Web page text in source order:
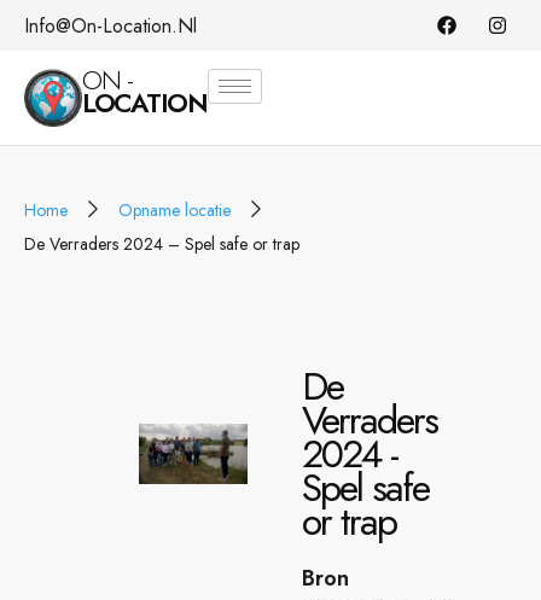
Info@on-Location.nl
ON -
LOCATION
Home
Opname locatie
De Verraders 2024 – Spel safe or trap
De
Verraders
2024 -
Spel safe
or trap
Bron